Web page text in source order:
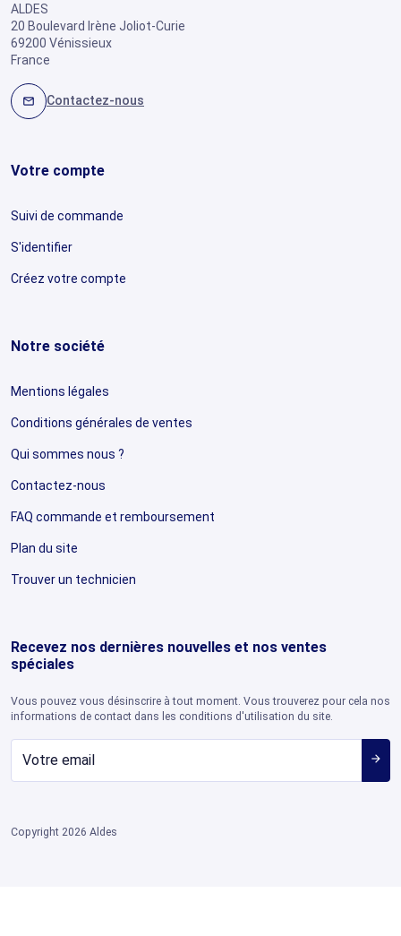
ALDES
20 Boulevard Irène Joliot-Curie
69200 Vénissieux
France
mail Contactez-nous
Votre compte
Suivi de commande
S'identifier
Créez votre compte
Notre société
Mentions légales
Conditions générales de ventes
Qui sommes nous ?
Contactez-nous
FAQ commande et remboursement
Plan du site
Trouver un technicien
Recevez nos dernières nouvelles et nos ventes
spéciales
Vous pouvez vous désinscrire à tout moment. Vous trouverez pour cela nos
informations de contact dans les conditions d'utilisation du site.
arrow_forward
Copyright 2026 Aldes